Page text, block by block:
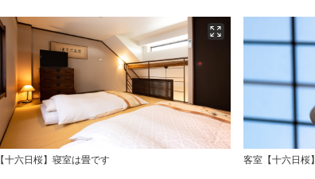
【十六日桜】寝室は畳です 客室【十六日桜】